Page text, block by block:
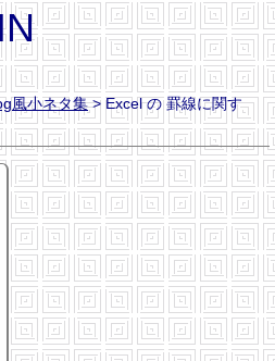
風小ネタ集> Excel の 罫線に関す